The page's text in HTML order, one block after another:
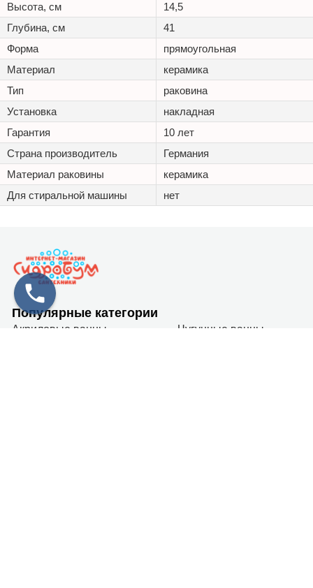
Высота, см
14,5
Глубина, см
41
Форма
прямоугольная
Материал
керамика
Тип
раковина
Установка
накладная
Гарантия
10 лет
Страна производитель
Германия
Материал раковины
керамика
Для стиральной машины
нет
Популярные категории
Акриловые ванны
Чугунные ванны